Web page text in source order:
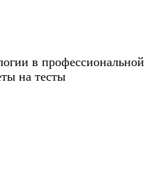
в профессиональной
на тесты